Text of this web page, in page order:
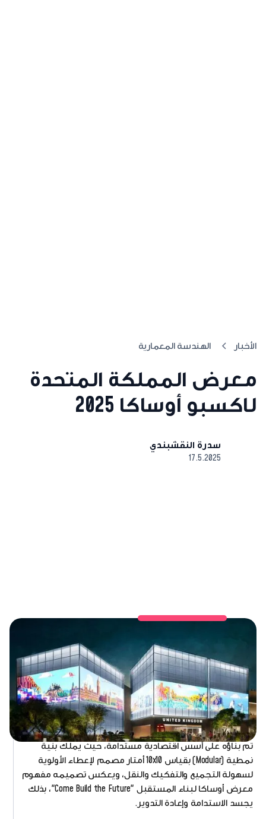
الأخبار الهندسة المعمارية
معرض المملكة المتحدة
لاكسبو أوساكا 2025
سدرة النقشبندي
17.5.2025
تم بناؤه على أسس اقتصادية مستدامة، حيث يملك بنية
نمطية (Modular) بقياس 10x10 أمتار مصمم لإعطاء الأولوية
لسهولة التجميع والتفكيك والنقل، ويعكس تصميمه مفهوم
معرض أوساكا لبناء المستقبل "Come Build the Future"، بذلك
يجسد الاستدامة وإعادة التدوير.